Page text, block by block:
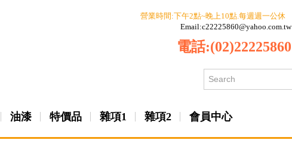
營業時間:下午2點~晚上10點.每週週一公休
Email:c22225860@yahoo.com.tw
電話:(02)22225860
油漆 特價品 雜項1 雜項2 會員中心